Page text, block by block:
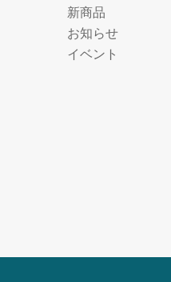
新商品
お知らせ
イベント